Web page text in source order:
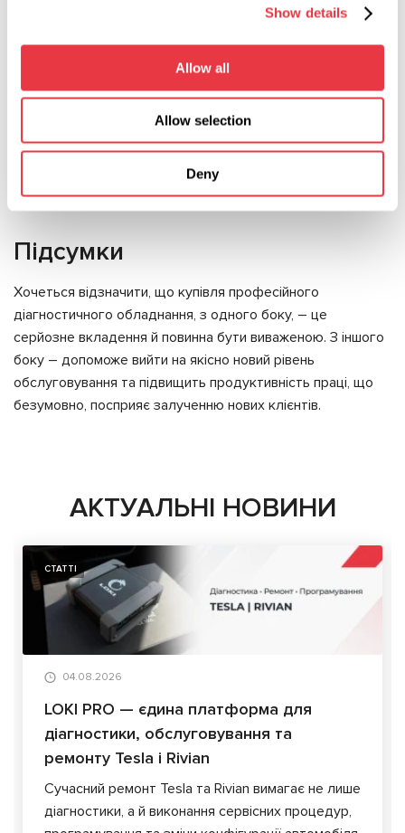
Show details
Allow all
Allow selection
Deny
на знятому агрегаті, так й безпосередньо на
автомобілі. MS561 обладнаний роз'ємом OBD II, що
дозволяє під'єднати зовнішній діагностичний сканер
для читання поточних даних або помилок, з подальшим
та промивання агрегатів гідропідсилювача кермового
управління. Стенд дозволяє перевірити кермову рейку
та насос гідропідсилювача.
Підсумки
Хочеться відзначити, що купівля професійного
діагностичного обладнання, з одного боку, – це
серйозне вкладення й повинна бути виваженою. З іншого
боку – допоможе вийти на якісно новий рівень
обслуговування та підвищить продуктивність праці, що
безумовно, посприяє залученню нових клієнтів.
АКТУАЛЬНІ НОВИНИ
СТАТТІ
04.08.2026
LOKI PRO — єдина платформа для
діагностики, обслуговування та
ремонту Tesla і Rivian
Сучасний ремонт Tesla та Rivian вимагає не лише
діагностики, а й виконання сервісних процедур,